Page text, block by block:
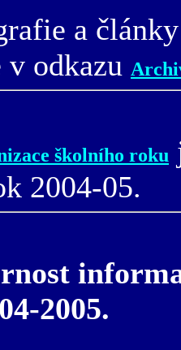
a
v odkazu
školního roku
2004-05.
2005.